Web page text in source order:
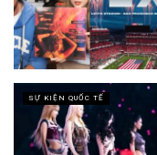
SỰ KIỆN QUỐC TẾ